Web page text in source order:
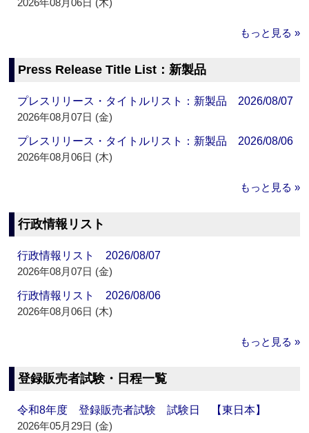
2026年08月06日 (木)
もっと見る »
Press Release Title List：新製品
プレスリリース・タイトルリスト：新製品 2026/08/07
2026年08月07日 (金)
プレスリリース・タイトルリスト：新製品 2026/08/06
2026年08月06日 (木)
もっと見る »
行政情報リスト
行政情報リスト 2026/08/07
2026年08月07日 (金)
行政情報リスト 2026/08/06
2026年08月06日 (木)
もっと見る »
登録販売者試験・日程一覧
令和8年度 登録販売者試験 試験日 【東日本】
2026年05月29日 (金)